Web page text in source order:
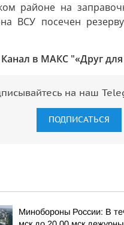
районе на
ВСУ посечен
Канал в МАКС "«Друг для
на наш
ПОДПИСАТЬСЯ
Минобороны России: В